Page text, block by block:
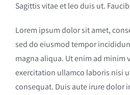
Sagittis vitae et leo duis ut.
Lorem ipsum dolor sit amet,
sed do eiusmod tempor
magna aliqua. Ut enim ad minim
exercitation ullamco laboris nisi
consequat. Duis aute irure dolor